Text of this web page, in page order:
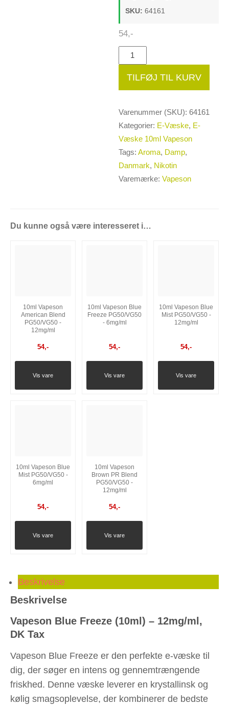
SKU: 64161
54,-
10ml
Vapeson
Blue
Freeze
12mg/ml
TILFØJ TIL KURV
Varenummer (SKU):64161
Kategorier: E-Væske, E-
Væske 10ml Vapeson
Tags:Aroma, Damp,
Danmark, Nikotin
Varemærke:Vapeson
Du kunne også være interesseret i…
10ml Vapeson
American Blend
PG50/VG50 -
12mg/ml
54,-
Vis vare
10ml Vapeson Blue
Freeze PG50/VG50
- 6mg/ml
54,-
Vis vare
10ml Vapeson Blue
Mist PG50/VG50 -
12mg/ml
54,-
Vis vare
10ml Vapeson Blue
Mist PG50/VG50 -
6mg/ml
54,-
Vis vare
10ml Vapeson
Brown PR Blend
PG50/VG50 -
12mg/ml
54,-
Vis vare
Beskrivelse
Beskrivelse
Vapeson Blue Freeze (10ml) – 12mg/ml,
DK Tax
Vapeson Blue Freeze er den perfekte e-væske til
dig, der søger en intens og gennemtrængende
friskhed. Denne væske leverer en krystallinsk og
kølig smagsoplevelse, der kombinerer de bedste